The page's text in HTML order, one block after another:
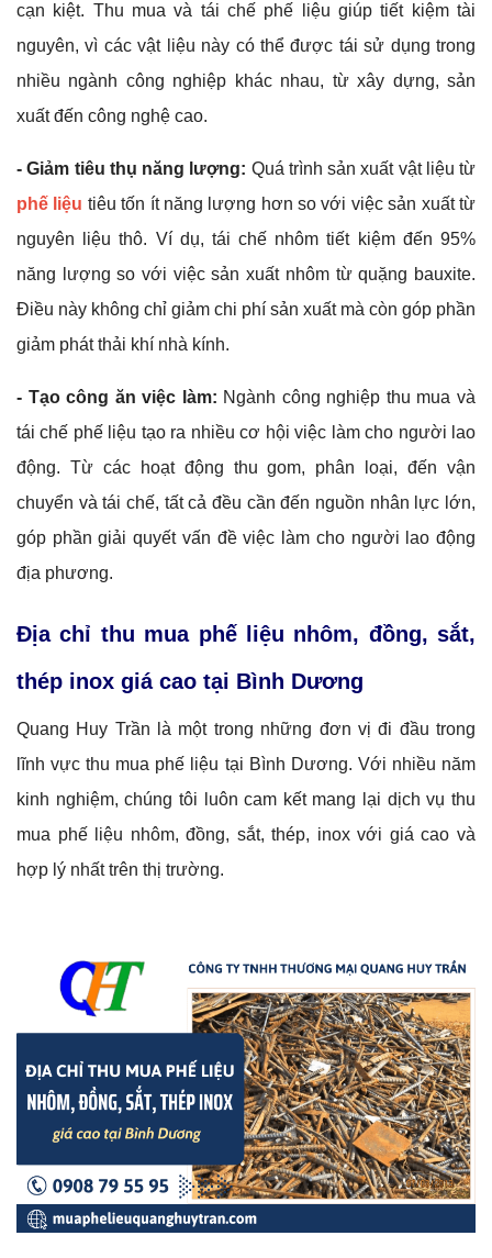
cạn kiệt. Thu mua và tái chế phế liệu giúp tiết kiệm tài
nguyên, vì các vật liệu này có thể được tái sử dụng trong
nhiều ngành công nghiệp khác nhau, từ xây dựng, sản
xuất đến công nghệ cao.
- Giảm tiêu thụ năng lượng: Quá trình sản xuất vật liệu từ
phế liệu tiêu tốn ít năng lượng hơn so với việc sản xuất từ
nguyên liệu thô. Ví dụ, tái chế nhôm tiết kiệm đến 95%
năng lượng so với việc sản xuất nhôm từ quặng bauxite.
Điều này không chỉ giảm chi phí sản xuất mà còn góp phần
giảm phát thải khí nhà kính.
- Tạo công ăn việc làm: Ngành công nghiệp thu mua và
tái chế phế liệu tạo ra nhiều cơ hội việc làm cho người lao
động. Từ các hoạt động thu gom, phân loại, đến vận
chuyển và tái chế, tất cả đều cần đến nguồn nhân lực lớn,
góp phần giải quyết vấn đề việc làm cho người lao động
địa phương.
Địa chỉ thu mua phế liệu nhôm, đồng, sắt,
thép inox giá cao tại Bình Dương
Quang Huy Trần là một trong những đơn vị đi đầu trong
lĩnh vực thu mua phế liệu tại Bình Dương. Với nhiều năm
kinh nghiệm, chúng tôi luôn cam kết mang lại dịch vụ thu
mua phế liệu nhôm, đồng, sắt, thép, inox với giá cao và
hợp lý nhất trên thị trường.